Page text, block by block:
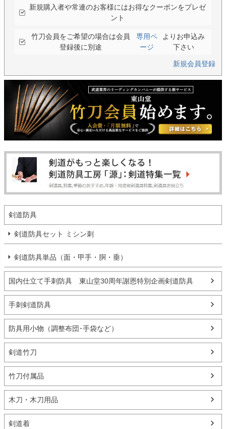
新規購入者や常連のお客様にはお得なクーポンをプレゼ
ント
竹刀会員をご希望の場合は会員
登録後に別途
専用ペ
ージ
よりお申込み
下さい
新規会員登録
剣道防具
剣道防具セット ミシン刺
剣道防具単品（面・甲手・胴・垂）
国内仕立て手刺防具 東山堂30周年謝恩特別企画剣道防具
手刺剣道防具
防具用小物（調整布団･手袋など）
剣道竹刀
竹刀付属品
木刀・木刀用品
剣道着